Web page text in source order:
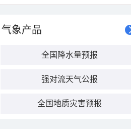
气象产品
全国降水量预报
强对流天气公报
全国地质灾害预报